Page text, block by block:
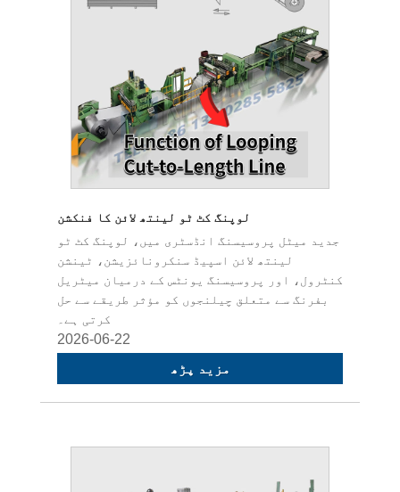
لوپنگ کٹ ٹو لینتھ لائن کا فنکشن
جدید میٹل پروسیسنگ انڈسٹری میں، لوپنگ کٹ ٹو
لینتھ لائن اسپیڈ سنکرونائزیشن، ٹینشن
کنٹرول، اور پروسیسنگ یونٹس کے درمیان میٹریل
بفرنگ سے متعلق چیلنجوں کو مؤثر طریقے سے حل
کرتی ہے۔
2026-06-22
مزید پڑھ